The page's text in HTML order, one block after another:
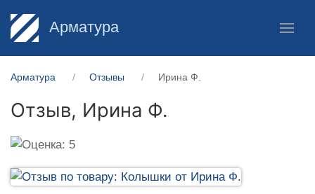
Арматура
Арматура Отзывы Ирина Ф.
Отзыв, Ирина Ф.